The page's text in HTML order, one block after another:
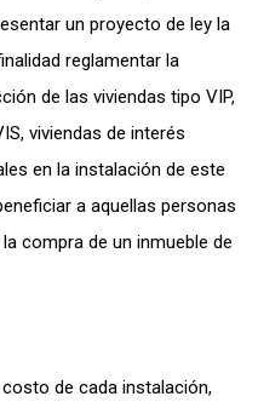
un proyecto de ley la
reglamentar la
de las viviendas tipo VIP,
viviendas de interés
en la instalación de este
a aquellas personas
compra de un inmueble de
de cada instalación,